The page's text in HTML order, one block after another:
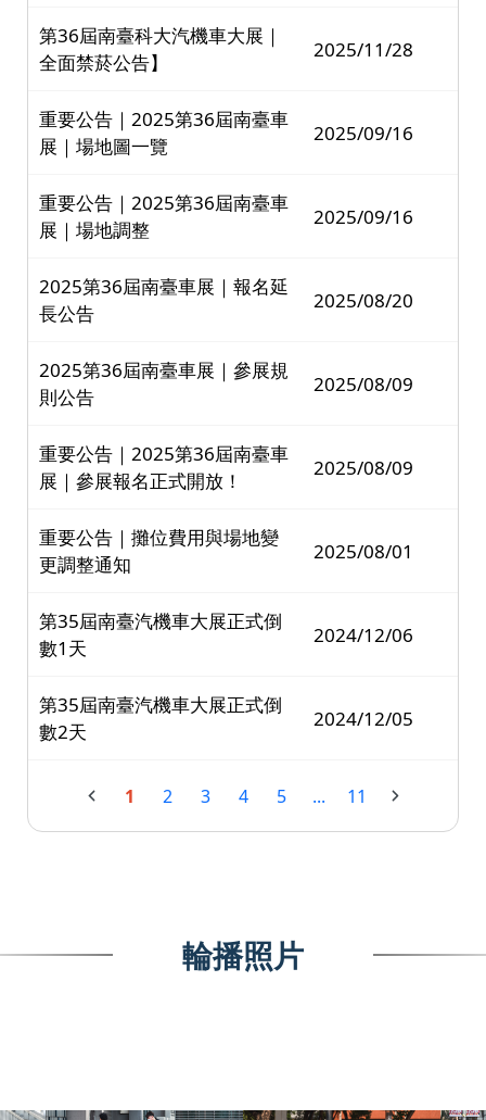
第36屆南臺科大汽機車大展｜
全面禁菸公告】
2025/11/28
重要公告｜2025第36屆南臺車
展｜場地圖一覽
2025/09/16
重要公告｜2025第36屆南臺車
展｜場地調整
2025/09/16
2025第36屆南臺車展｜報名延
長公告
2025/08/20
2025第36屆南臺車展｜參展規
則公告
2025/08/09
重要公告｜2025第36屆南臺車
展｜參展報名正式開放！
2025/08/09
重要公告｜攤位費用與場地變
更調整通知
2025/08/01
第35屆南臺汽機車大展正式倒
數1天
2024/12/06
第35屆南臺汽機車大展正式倒
數2天
2024/12/05
1 2 3 4 5 ... 11
輪播照片